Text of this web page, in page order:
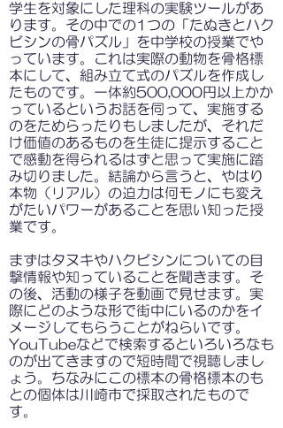
学生を対象にした理科の実験ツールがあ
ります。その中での1つの「たぬきとハク
ビシンの骨パズル」を中学校の授業でや
っています。これは実際の動物を骨格標
本にして、組み立て式のパズルを作成し
たものです。一体約500,000円以上かか
っているというお話を伺って、実施する
のをためらったりもしましたが、それだ
け価値のあるものを生徒に提示すること
で感動を得られるはずと思って実施に踏
み切りました。結論から言うと、やはり
本物（リアル）の迫力は何モノにも変え
がたいパワーがあることを思い知った授
業です。
まずはタヌキやハクビシンについての目
撃情報や知っていることを聞きます。そ
の後、活動の様子を動画で見せます。実
際にどのような形で街中にいるのかをイ
メージしてもらうことがねらいです。
YouTubeなどで検索するといろいろなも
のが出てきますので短時間で視聴しまし
ょう。ちなみにこの標本の骨格標本のも
との個体は川崎市で採取されたもので
す。